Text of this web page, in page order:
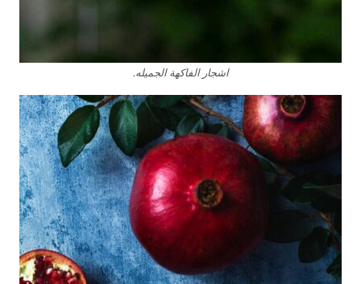
اشجار الفاكهة الجميله.